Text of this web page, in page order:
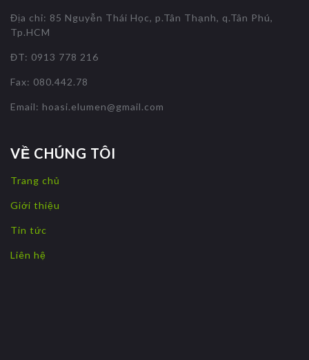
Địa chỉ: 85 Nguyễn Thái Học, p.Tân Thạnh, q.Tân Phú,
Tp.HCM
ĐT: 0913 778 216
Fax: 080.442.78
Email: hoasi.elumen@gmail.com
VỀ CHÚNG TÔI
Trang chủ
Giới thiệu
Tin tức
Liên hệ